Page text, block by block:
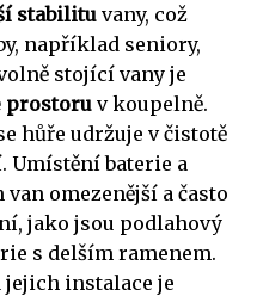
stabilituvany, což
například seniory,
stojící vany je
prostoru v koupelně.
hůře udržuje v čistotě
Umístění baterie a
omezenější a často
jako jsou podlahový
s delším ramenem.
jejich instalace je